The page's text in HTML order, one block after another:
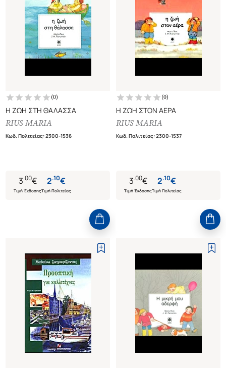
(0)
Η ΖΩΗ ΣΤΗ ΘΑΛΑΣΣΑ
RIUS MARIA
Κωδ. Πολιτείας:2300-1536
3.00€
Τιμή Έκδοσης
2.10€
Τιμή Πολιτείας
(0)
Η ΖΩΗ ΣΤΟΝ ΑΕΡΑ
RIUS MARIA
Κωδ. Πολιτείας:2300-1537
3.00€
Τιμή Έκδοσης
2.10€
Τιμή Πολιτείας